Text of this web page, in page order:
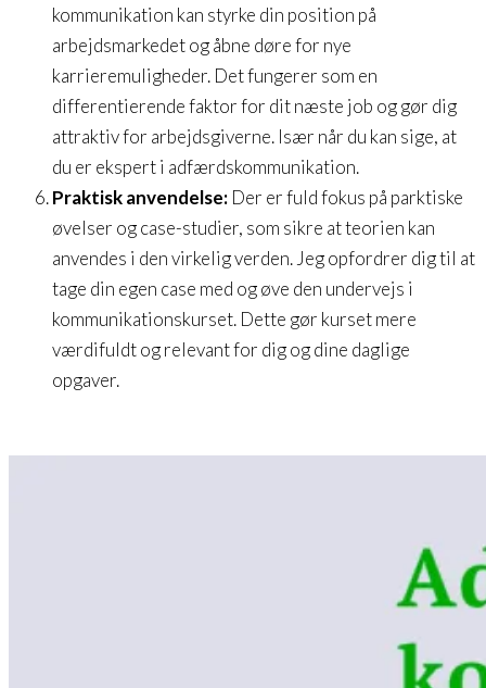
kommunikation kan styrke din position på
arbejdsmarkedet og åbne døre for nye
karrieremuligheder. Det fungerer som en
differentierende faktor for dit næste job og gør dig
attraktiv for arbejdsgiverne. Især når du kan sige, at
du er ekspert i adfærdskommunikation.
Praktisk anvendelse: Der er fuld fokus på parktiske
øvelser og case-studier, som sikre at teorien kan
anvendes i den virkelig verden. Jeg opfordrer dig til at
tage din egen case med og øve den undervejs i
kommunikationskurset. Dette gør kurset mere
værdifuldt og relevant for dig og dine daglige
opgaver.